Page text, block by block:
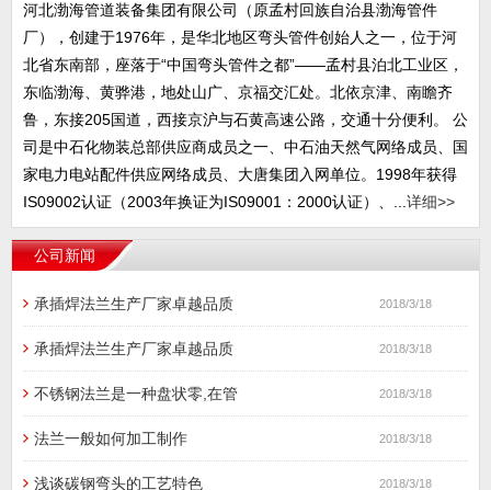
河北渤海管道装备集团有限公司（原孟村回族自治县渤海管件
厂），创建于1976年，是华北地区弯头管件创始人之一，位于河
北省东南部，座落于“中国弯头管件之都”——孟村县泊北工业区，
东临渤海、黄骅港，地处山广、京福交汇处。北依京津、南瞻齐
鲁，东接205国道，西接京沪与石黄高速公路，交通十分便利。 公
司是中石化物装总部供应商成员之一、中石油天然气网络成员、国
家电力电站配件供应网络成员、大唐集团入网单位。1998年获得
IS09002认证（2003年换证为IS09001：2000认证）、... 详细>>
公司新闻
承插焊法兰生产厂家卓越品质 2018/3/18
承插焊法兰生产厂家卓越品质 2018/3/18
不锈钢法兰是一种盘状零,在管 2018/3/18
法兰一般如何加工制作 2018/3/18
浅谈碳钢弯头的工艺特色 2018/3/18